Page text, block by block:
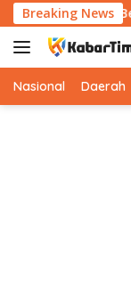
Langsung
ke
konten
Breaking News
7 Berkas
Nasional Daerah